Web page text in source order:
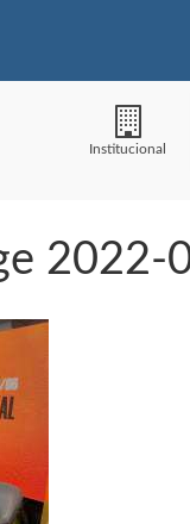
Institucional
2022-